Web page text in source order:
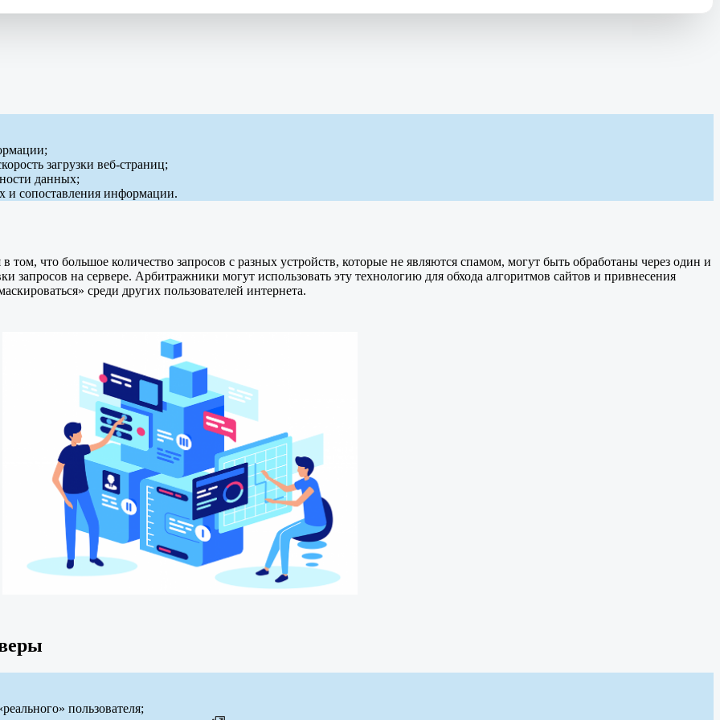
загрузки веб-страниц;
данных;
и сопоставления информации.
том, что большое количество запросов с разных устройств, которые не являются спамом, могут быть обработаны через один и
запросов на сервере. Арбитражники могут использовать эту технологию для обхода алгоритмов сайтов и привнесения
среди других пользователей интернета.
пользователя;